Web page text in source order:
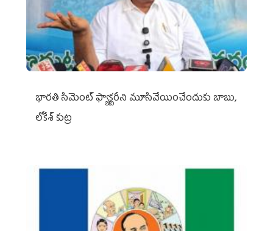
భారతి సిమెంట్ ఫ్యాక్టరీని మూసివేయించేందుకు బాబు,
లోకేశ్ కుట్ర